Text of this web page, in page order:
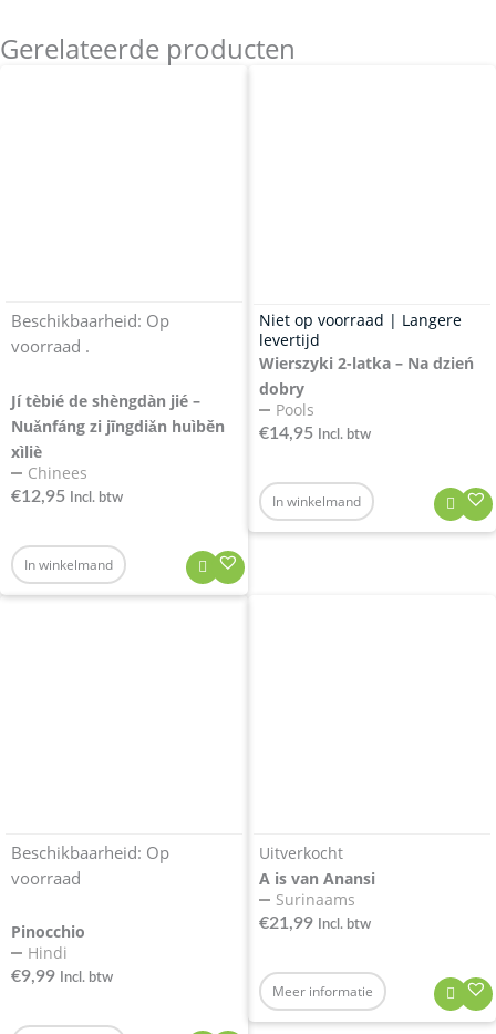
Gerelateerde producten
Beschikbaarheid: Op
voorraad .
Jí tèbié de shèngdàn jié –
Nuǎnfáng zi jīngdiǎn huìběn
xìliè
Chinees
€12,95 Incl. btw
In winkelmand
Niet op voorraad | Langere
levertijd
Wierszyki 2-latka – Na dzień
dobry
Pools
€14,95 Incl. btw
In winkelmand
Beschikbaarheid: Op
voorraad
Pinocchio
Hindi
€9,99 Incl. btw
Uitverkocht
A is van Anansi
Surinaams
€21,99 Incl. btw
Meer informatie